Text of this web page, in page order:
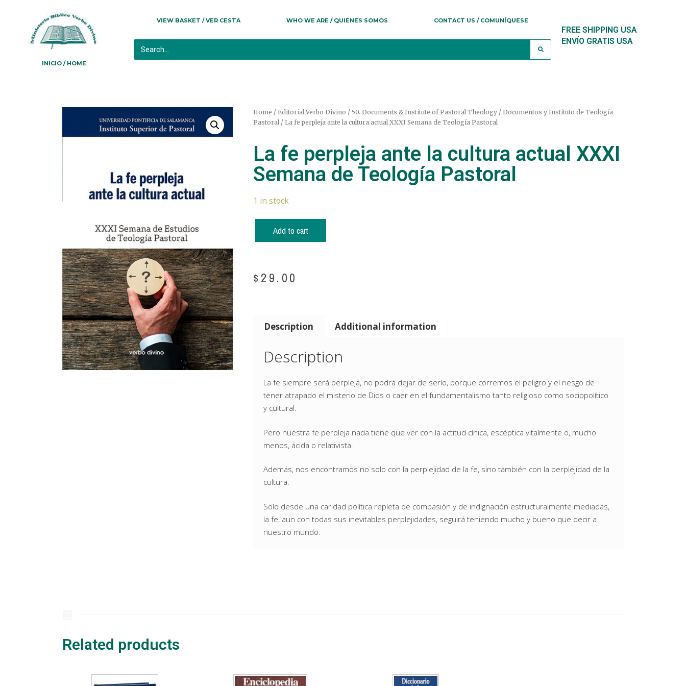
INICIO / HOME
VIEW BASKET / VER CESTA WHO WE ARE / QUIENES SOMOS CONTACT US / COMUNÍQUESE
FREE SHIPPING USA
ENVÍO GRATIS USA
Home / Editorial Verbo Divino / 50. Documents & Institute of Pastoral Theology / Documentos y Instituto de Teología
Pastoral/ La fe perpleja ante la cultura actual XXXI Semana de Teología Pastoral
La fe perpleja ante la cultura actual XXXI
Semana de Teología Pastoral
1 in stock
Add to cart
$ 29.00
Description Additional information
Description
La fe siempre será perpleja, no podrá dejar de serlo, porque corremos el peligro y el riesgo de
tener atrapado el misterio de Dios o caer en el fundamentalismo tanto religioso como sociopolítico
y cultural.
Pero nuestra fe perpleja nada tiene que ver con la actitud cínica, escéptica vitalmente o, mucho
menos, ácida o relativista.
Además, nos encontramos no solo con la perplejidad de la fe, sino también con la perplejidad de la
cultura.
Solo desde una caridad política repleta de compasión y de indignación estructuralmente mediadas,
la fe, aun con todas sus inevitables perplejidades, seguirá teniendo mucho y bueno que decir a
nuestro mundo.
Related products